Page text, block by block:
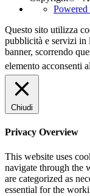
Powered
Questo sito utilizza
pubblicità e servizi in
banner, scorrendo
elemento acconsenti
Chiudi
Privacy Overview
This website uses
navigate through the
are categorized as
essential for the